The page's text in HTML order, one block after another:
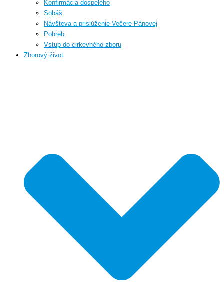
Konfirmácia dospelého
Sobáš
Návšteva a prislúženie Večere Pánovej
Pohreb
Vstup do cirkevného zboru
Zborový život